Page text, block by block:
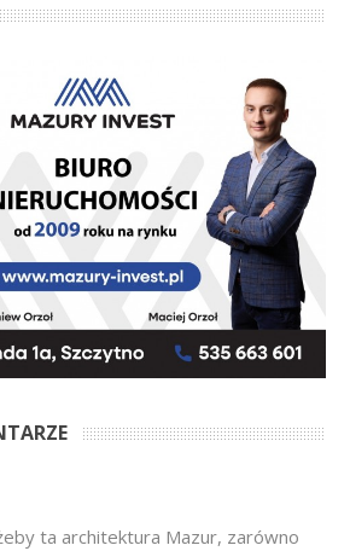
ta architektura Mazur, zarówno